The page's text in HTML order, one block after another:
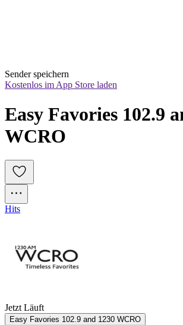
Sender speichern
Kostenlos im App Store laden
Easy Favories 102.9
WCRO
Hits
Jetzt Läuft
Easy Favories 102.9 and 1230 WCRO